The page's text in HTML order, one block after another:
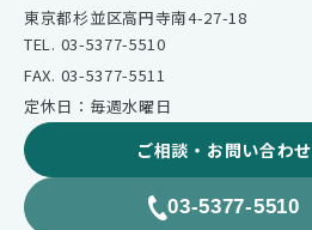
東京都杉並区高円寺南4-27-18
TEL. 03-5377-5510
FAX. 03-5377-5511
定休日：毎週水曜日
ご相談・お問い合わせ
03-5377-5510